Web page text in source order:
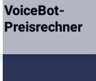
VoiceBot-
Preisrechner